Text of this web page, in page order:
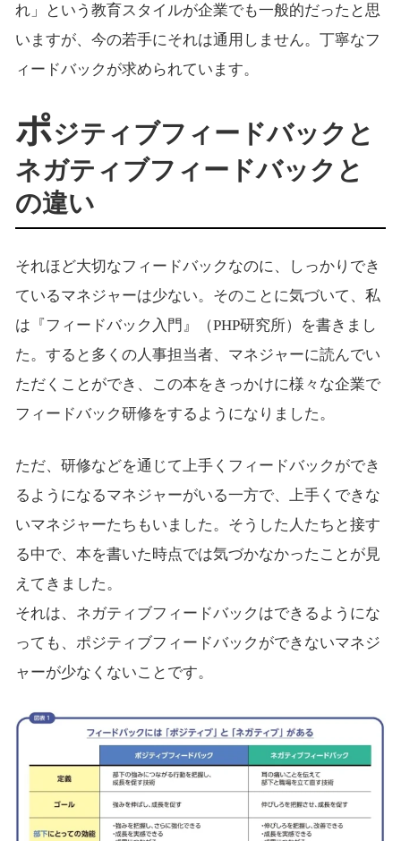
れ」という教育スタイルが企業でも一般的だったと思
いますが、今の若手にそれは通用しません。丁寧なフ
ィードバックが求められています。
ポジティブフィードバックと
ネガティブフィードバックと
の違い
それほど大切なフィードバックなのに、しっかりでき
ているマネジャーは少ない。そのことに気づいて、私
は『フィードバック入門』（PHP研究所）を書きまし
た。すると多くの人事担当者、マネジャーに読んでい
ただくことができ、この本をきっかけに様々な企業で
フィードバック研修をするようになりました。
ただ、研修などを通じて上手くフィードバックができ
るようになるマネジャーがいる一方で、上手くできな
いマネジャーたちもいました。そうした人たちと接す
る中で、本を書いた時点では気づかなかったことが見
えてきました。
それは、ネガティブフィードバックはできるようにな
っても、ポジティブフィードバックができないマネジ
ャーが少なくないことです。